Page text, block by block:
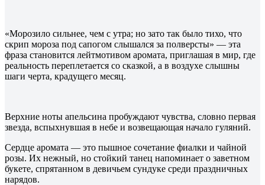
«Морозило сильнее, чем с утра; но зато так было тихо, что
скрип мороза под сапогом слышался за полверсты» — эта
фраза становится лейтмотивом аромата, приглашая в мир, где
реальность переплетается со сказкой, а в воздухе слышны
шаги черта, крадущего месяц.
Верхние ноты апельсина пробуждают чувства, словно первая
звезда, вспыхнувшая в небе и возвещающая начало гуляний.
Сердце аромата — это пышное сочетание фиалки и чайной
розы. Их нежный, но стойкий танец напоминает о заветном
букете, спрятанном в девичьем сундуке среди праздничных
нарядов.